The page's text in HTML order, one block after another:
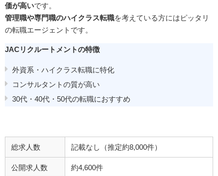
価が高いです。
管理職や専門職のハイクラス転職を考えている方にはピッタリ
の転職エージェントです。
JACリクルートメントの特徴
外資系・ハイクラス転職に特化
コンサルタントの質が高い
30代・40代・50代の転職におすすめ
総求人数 記載なし（推定約8,000件）
公開求人数 約4,600件